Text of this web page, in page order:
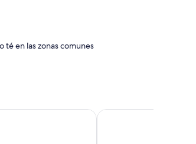
en las zonas comunes
Holiday Club